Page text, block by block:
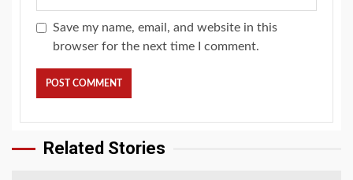
Save my name, email, and website in this
browser for the next time I comment.
Related Stories